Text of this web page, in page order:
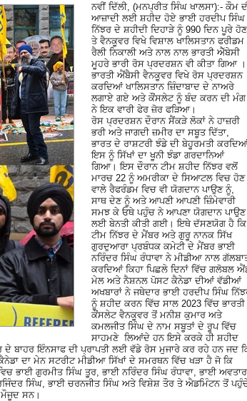
ਨਵੀਂ ਦਿੱਲੀ, (ਮਨਪ੍ਰੀਤ ਸਿੰਘ ਖਾਲਸਾ):- ਕੌਮ
ਆਜ਼ਾਦੀ ਲਈ ਸ਼ਹੀਦ ਹੋਏ ਭਾਈ ਹਰਦੀਪ ਸਿੰਘ
ਨਿੱਝਰ ਦੇ ਸ਼ਹੀਦੀ ਦਿਹਾੜੇ ਨੂੰ 990 ਦਿਨ ਪੂਰੇ ਹੋਣ
ਤੇ ਵੈਨਕੂਵਰ ਵਿਖੇ ਵਿਸ਼ਾਲ ਖਾਲਿਸਤਾਨ ਫਰੀਡਮ
ਰੈਲੀ ਨਿਕਾਲੀ ਅਤੇ ਨਾਲ ਨਾਲ ਭਾਰਤੀ ਐੱਬੇਸੀ
ਮੂਹਰੇ ਭਾਰੀ ਰੋਸ ਪ੍ਰਦਰਸ਼ਨ ਵੀ ਕੀਤਾ ਗਿਆ ।
ਭਾਰਤੀ ਐਂਬੈਸੀ ਵੈਨਕੂਵਰ ਵਿਖੇ ਰੋਸ ਪ੍ਰਦਰਸ਼ਨ
ਕਰਦਿਆਂ ਖਾਲਿਸਤਾਨ ਜ਼ਿੰਦਾਬਾਦ ਦੇ ਨਾਅਰੇ
ਲਗਾਏ ਗਏ ਅਤੇ ਕੌਂਸਲੇਟ ਨੂੰ ਬੰਦ ਕਰਨ ਦੀ ਮੰਗ
ਨੇ ਇਕ ਵਾਰੀ ਫੇਰ ਜ਼ੋਰ ਫੜਿਆ।
ਰੋਸ ਪ੍ਰਦਰਸ਼ਨ ਦੌਰਾਨ ਸੈਂਕੜੇ ਲੋਕਾਂ ਨੇ ਹਾਜ਼ਰੀ
ਭਰੀ ਅਤੇ ਜਾਗਦੀ ਜ਼ਮੀਰ ਦਾ ਸਬੂਤ ਦਿੱਤਾ,
ਭਾਰਤ ਦੇ ਰਾਸ਼ਟਰੀ ਝੰਡੇ ਦੀ ਬੇਹੂਰਮਤੀ
ਇਸ ਨੂੰ ਸਿੱਖਾਂ ਦਾ ਖੂਨੀ ਝੰਡਾ ਗਰਦਾਨਿਆਂ
ਗਿਆ। ਇਸ ਦੌਰਾਨ ਟੀਮ ਸ਼ਹੀਦ ਨਿੱਝਰ ਵਲੋਂ
ਮਾਰਚ 22 ਨੂੰ ਅਮਰੀਕਾ ਦੇ ਸਿਆਟਲ ਵਿਚ ਹੋਣ
ਵਾਲੇ ਰੈਫਰੰਡਮ ਵਿਚ ਵੀ ਯੋਗਦਾਨ ਪਾਉਣ ਨੂੰ,
ਸਾਥ ਦੇਣ ਨੂੰ ਅਤੇ ਆਪਣੀ ਆਪਣੀ ਜ਼ਿੰਮੇਵਾਰੀ
ਸਮਝ ਕੇ ਓਥੇ ਪਹੁੰਚ ਨੇ ਆਪਣਾ ਯੋਗਦਾਨ ਪਾਉਣ
ਲਈ ਬੇਨਤੀ ਕੀਤੀ ਗਈ। ਇਥੇ ਦੱਸਣਯੋਗ ਹੈ ਕਿ
ਟੀਮ ਨਿੱਝਰ ਦੇ ਮੈਂਬਰ ਅਤੇ ਗੁਰੂ ਨਾਨਕ ਸਿੱਖ
ਗੁਰਦੁਆਰਾ ਪ੍ਰਬੰਧਕ ਕਮੇਟੀ ਦੇ ਮੈਂਬਰ ਭਾਈ
ਨਰਿੰਦਰ ਸਿੰਘ ਰੰਧਾਵਾ ਨੇ ਮੀਡੀਆ ਨਾਲ
ਕਰਦਿਆਂ ਕਿਹਾ ਪਿਛਲੇ ਦਿਨਾਂ ਵਿੱਚ ਗਲੋਬਲ
ਮੇਲ ਅਤੇ ਨੈਸ਼ਨਲ ਪੋਸਟ ਕੈਨੇਡਾ ਦੀਆਂ ਵੱਡੀਆਂ
ਅਖਬਾਰਾਂ ਨੇ ਜਥੇਦਾਰ ਭਾਈ ਹਰਦੀਪ ਸਿੰਘ
ਨੂੰ ਸ਼ਹੀਦ ਕਰਨ ਵਿੱਚ ਸਾਲ 2023 ਵਿੱਚ ਭਾਰਤੀ
ਕੌਂਸਲੇਟ ਵੈਨਕੂਵਰ ਤੋਂ ਮਨੀਸ਼ ਕੁਮਾਰ ਅਤੇ
ਕਮਲਜੀਤ ਸਿੰਘ ਦੇ ਨਾਮ ਸਬੂਤਾਂ ਦੇ ਰੂਪ ਵਿੱਚ
ਸਾਹਮਣੇ ਲਿਆਂਦੇ ਹਨ ਇਸੇ ਕਰਕੇ ਹੀ ਸ਼ਹੀਦ
ਦੇ ਬਾਹਰ ਇੰਨਸਾਫ ਦੀ ਪ੍ਰਾਪਤੀ ਲਈ ਵੱਡੇ ਰੋਸ ਮੁਜਾਰੇ ਕਰ ਰਹੇ ਹਨ ਜਦ
ਦਾ ਮੇਨ ਸਟਰੀਟ ਮੀਡੀਆ ਸਿੱਖਾਂ ਦੇ ਸਮਰਥਨ ਵਿੱਚ ਖੜਾ ਹੈ ਜੋ ਕਿ
ਭਾਈ ਗੁਰਮੀਤ ਸਿੰਘ ਤੂਰ, ਭਾਈ ਨਰਿੰਦਰ ਸਿੰਘ ਰੰਧਾਵਾ, ਭਾਈ ਅਵਤਾਰ
ਸਿੰਘ, ਭਾਈ ਚਰਨਜੀਤ ਸਿੰਘ ਅਤੇ ਵਿਸ਼ੇਸ਼ ਤੌਰ ਤੇ ਐਡਮਿੰਟਨ ਤੋਂ
ਮੌਜੂਦ ਸਨ।